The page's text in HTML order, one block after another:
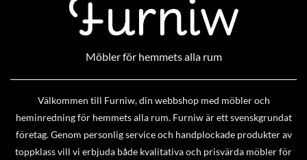
Möbler för hemmets alla rum
Välkommen till Furniw, din webbshop med möbler och
heminredning för hemmets alla rum. Furniw är ett svenskgrundat
företag. Genom personlig service och handplockade produkter av
toppklass vill vi erbjuda både kvalitativa och prisvärda möbler för